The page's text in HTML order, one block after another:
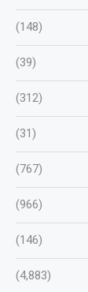
(148)
(39)
(312)
(31)
(767)
(966)
(146)
(4,883)